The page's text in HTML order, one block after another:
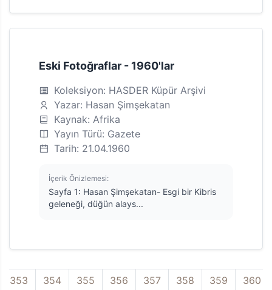
Eski Fotoğraflar - 1960'lar
Koleksiyon: HASDER Küpür Arşivi
Yazar: Hasan Şimşekatan
Kaynak: Afrika
Yayın Türü: Gazete
Tarih: 21.04.1960
İçerik Önizlemesi:
Sayfa 1: Hasan Şimşekatan- Esgi bir Kibris
geleneği, düğün alays...
353 354 355 356 357 358 359 360